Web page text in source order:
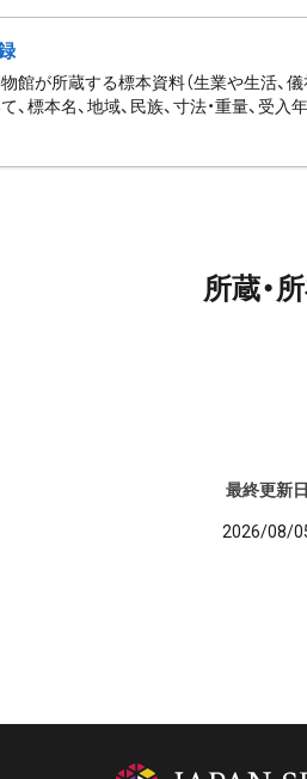
館が所蔵する標本資料（生業や生活、
、標本名、地域、民族、寸法・重量、受
所蔵・
最終更新日
2026/08/